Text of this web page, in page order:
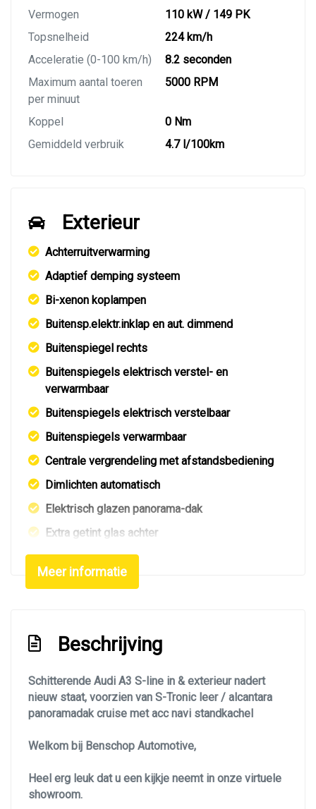
Vermogen
110 kW / 149 PK
Topsnelheid
224 km/h
Acceleratie (0-100 km/h)
8.2 seconden
Maximum aantal toeren
per minuut
5000 RPM
Koppel
0 Nm
Gemiddeld verbruik
4.7 l/100km
Exterieur
Achterruitverwarming
Adaptief demping systeem
Bi-xenon koplampen
Buitensp.elektr.inklap en aut. dimmend
Buitenspiegel rechts
Buitenspiegels elektrisch verstel- en
verwarmbaar
Buitenspiegels elektrisch verstelbaar
Buitenspiegels verwarmbaar
Centrale vergrendeling met afstandsbediening
Dimlichten automatisch
Elektrisch glazen panorama-dak
Extra getint glas achter
Getint glas
Glazen schuifdak
Led koplampen
Led verlichting
Lichtmetalen velgen 18"
Mistlampen voor
Navigatie
Panoramadak
Meer informatie
Beschrijving
Schitterende Audi A3 S-line in & exterieur nadert
nieuw staat, voorzien van S-Tronic leer / alcantara
panoramadak cruise met acc navi standkachel
Welkom bij Benschop Automotive,
Heel erg leuk dat u een kijkje neemt in onze virtuele
showroom.